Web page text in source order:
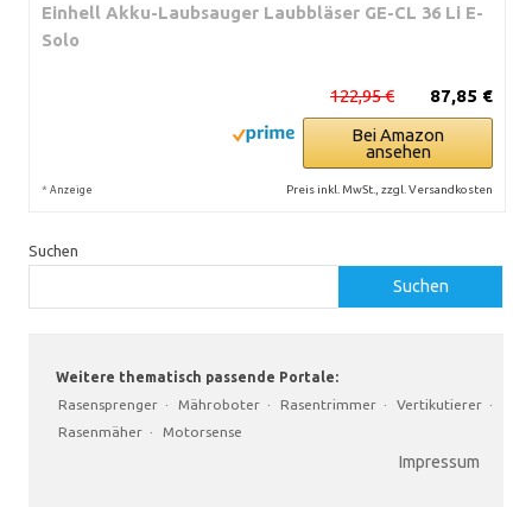
Einhell Akku-Laubsauger Laubbläser GE-CL 36 Li E-
Solo
87,85 €
122,95 €
Bei Amazon
ansehen
* Anzeige Preis inkl. MwSt., zzgl. Versandkosten
Suchen
Suchen
Weitere thematisch passende Portale:
Rasensprenger · Mähroboter · Rasentrimmer · Vertikutierer ·
Rasenmäher · Motorsense
Impressum